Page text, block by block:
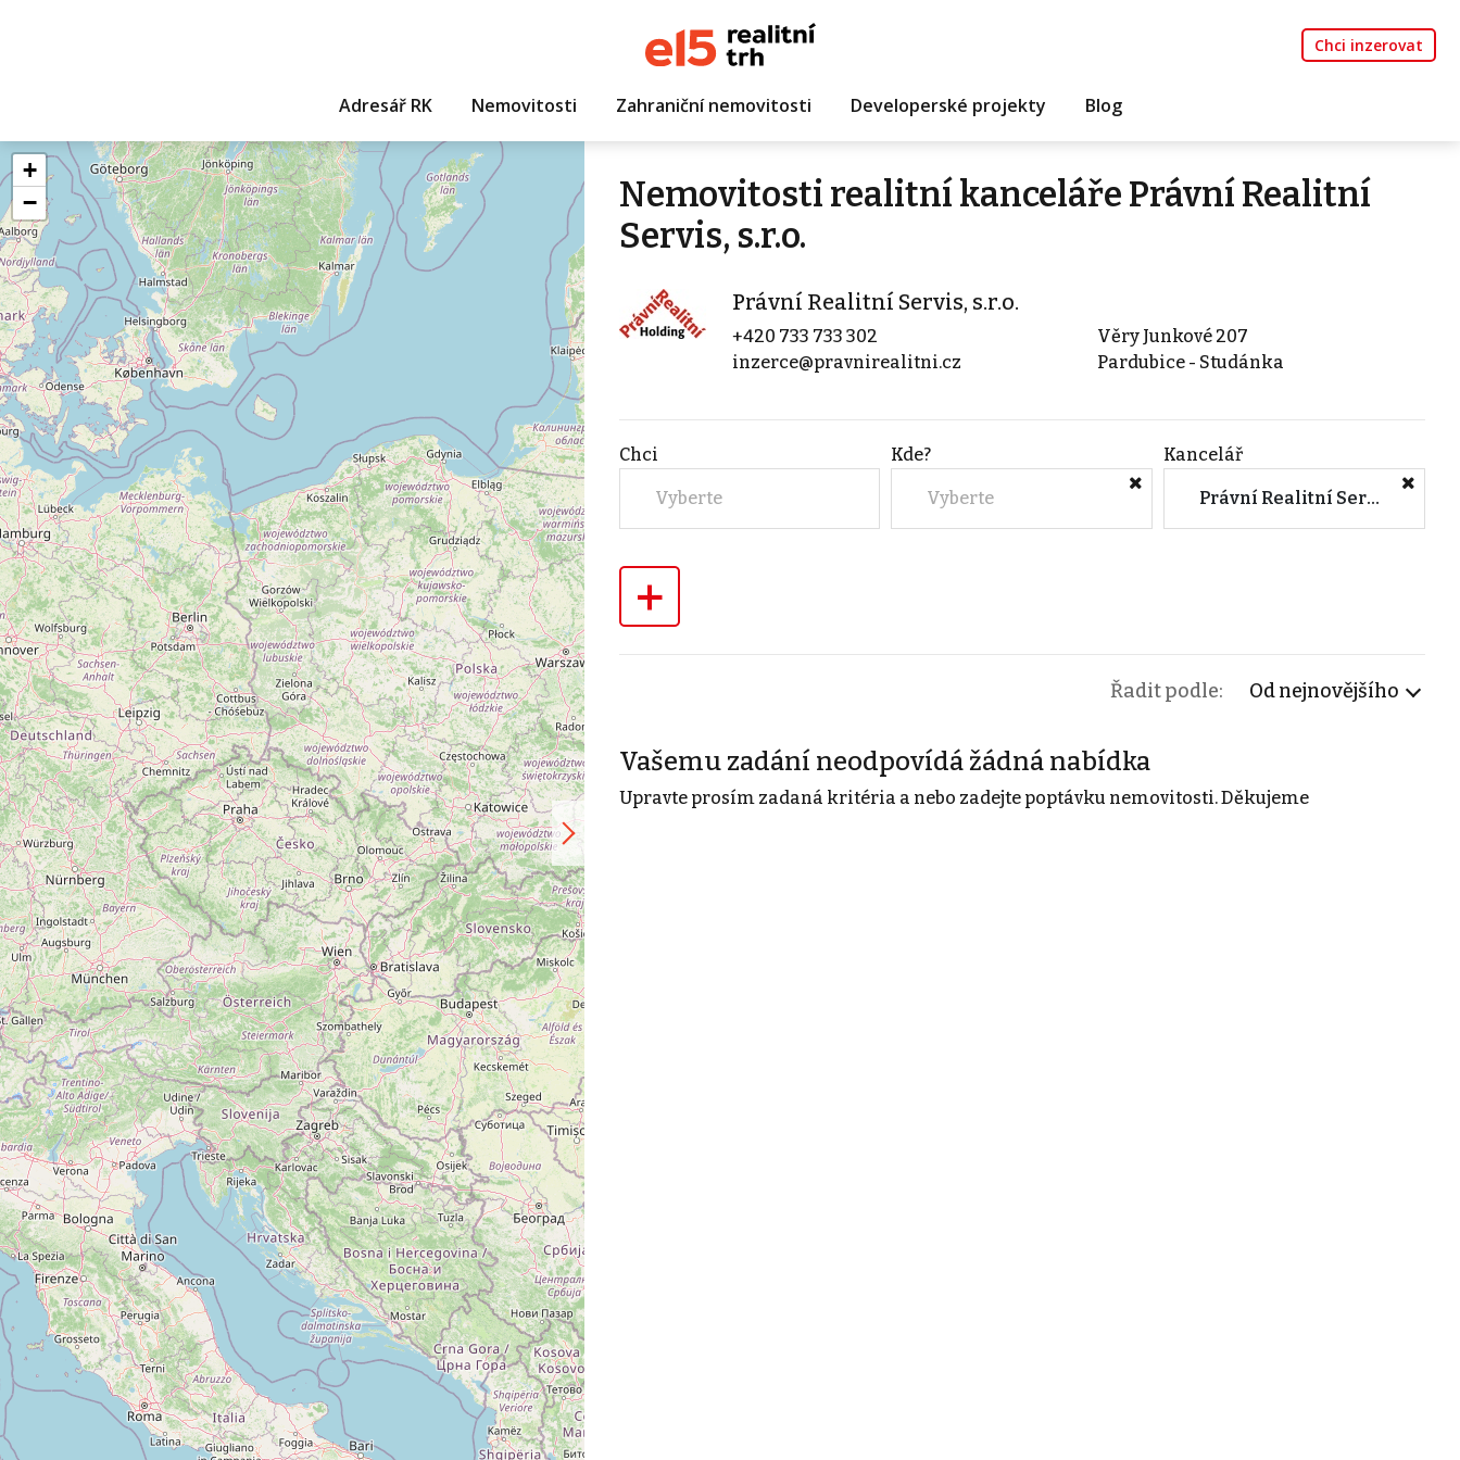
Chci inzerovat
Adresář RK Nemovitosti Zahraniční nemovitosti Developerské projekty Blog
+
−
Nemovitosti realitní kanceláře Právní Realitní
Servis, s.r.o.
Právní Realitní Servis, s.r.o.
+420 733 733 302
inzerce@pravnirealitni.cz
Věry Junkové 207
Pardubice - Studánka
Chci
Vyberte
Kde?
Vyberte
Kancelář
Právní Realitní Servis, s.r.o.
+
Řadit podle: Od nejnovějšího
Vašemu zadání neodpovídá žádná nabídka
Upravte prosím zadaná kritéria a nebo zadejte poptávku nemovitosti. Děkujeme